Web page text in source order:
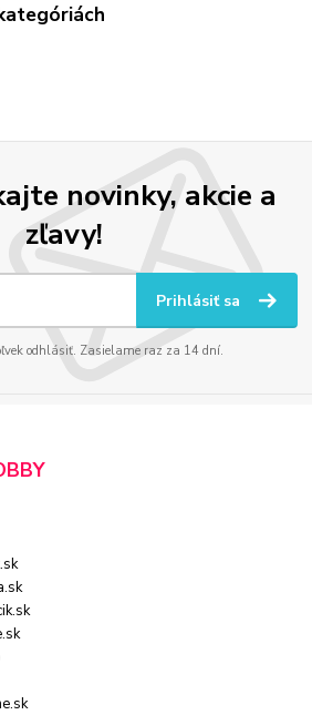
novinky, akcie a
zľavy!
Prihlásiť sa
odhlásiť. Zasielame raz za 14 dní.